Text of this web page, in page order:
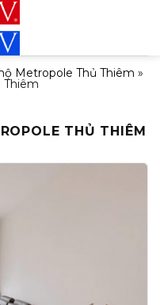
Metropole Thủ Thiêm »
Thiêm
THỦ THIÊM